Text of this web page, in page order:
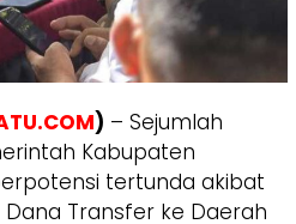
) – Sejumlah
Kabupaten
tertunda akibat
Transfer ke Daerah